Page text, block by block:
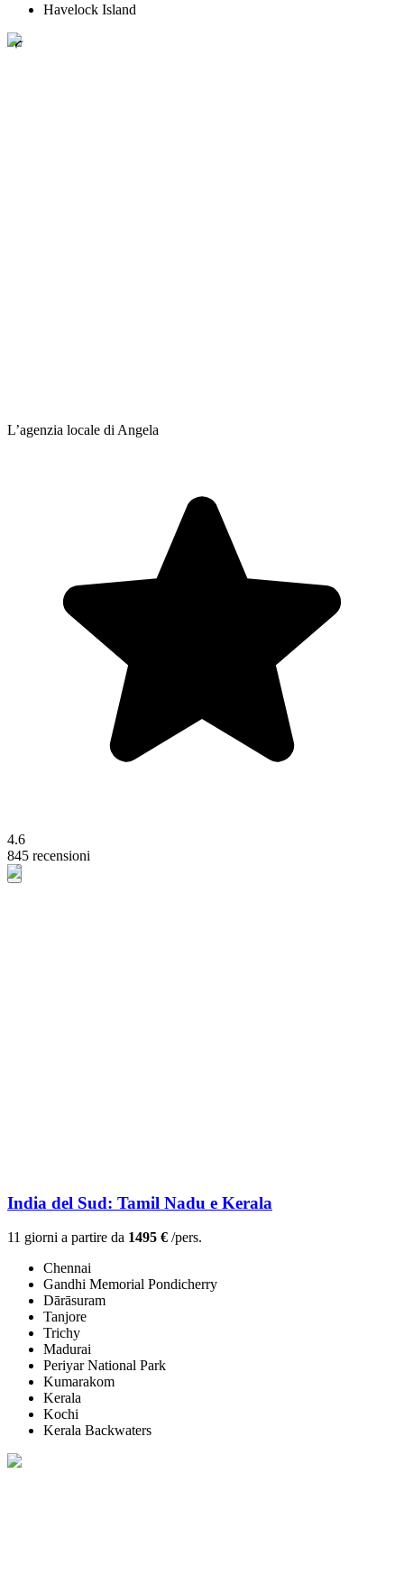
Havelock Island
L’agenzia locale di Angela
4.6
845 recensioni
India del Sud: Tamil Nadu e Kerala
11 giorni a partire da 1495 € /pers.
Chennai
Gandhi Memorial Pondicherry
Dārāsuram
Tanjore
Trichy
Madurai
Periyar National Park
Kumarakom
Kerala
Kochi
Kerala Backwaters